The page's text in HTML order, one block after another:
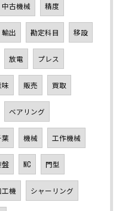
中古機械 精度
輸出 勘定科目 移設
放電 プレス
味 販売 買取
ベアリング
機械 工作機械
盤 NC 門型
機 シャーリング